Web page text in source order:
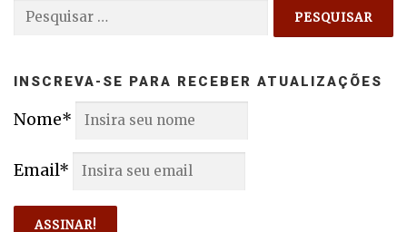
Pesquisar
INSCREVA-SE PARA RECEBER ATUALIZAÇÕES
Nome*
Email*